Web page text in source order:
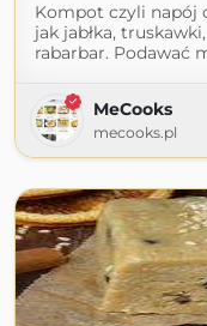
Kompot czyli napój
jak jabłka,
rabarbar. Podawać
MeCooks
mecooks.pl